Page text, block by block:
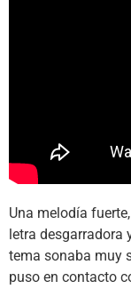
Una melodía
letra desgarradora
tema sonaba muy
puso en contacto